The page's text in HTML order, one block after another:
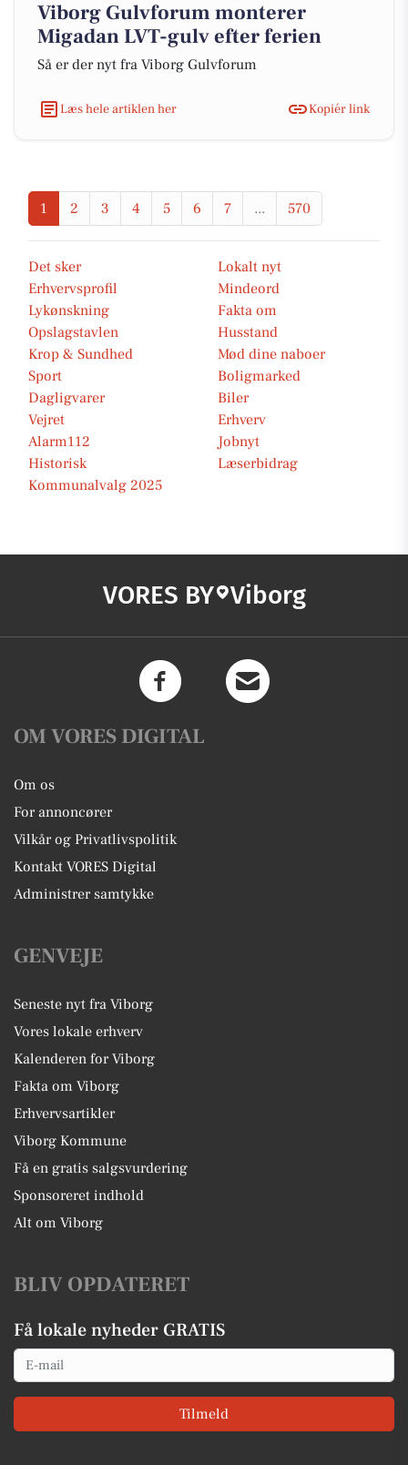
Viborg Gulvforum monterer
Migadan LVT-gulv efter ferien
Så er der nyt fra Viborg Gulvforum
Læs hele artiklen her Kopiér link
1 2 3 4 5 6 7 ... 570
Det sker
Lokalt nyt
Erhvervsprofil
Mindeord
Lykønskning
Fakta om
Opslagstavlen
Husstand
Krop & Sundhed
Mød dine naboer
Sport
Boligmarked
Dagligvarer
Biler
Vejret
Erhverv
Alarm112
Jobnyt
Historisk
Læserbidrag
Kommunalvalg 2025
VORES BY Viborg
OM VORES DIGITAL
Om os
For annoncører
Vilkår og Privatlivspolitik
Kontakt VORES Digital
Administrer samtykke
GENVEJE
Seneste nyt fra Viborg
Vores lokale erhverv
Kalenderen for Viborg
Fakta om Viborg
Erhvervsartikler
Viborg Kommune
Få en gratis salgsvurdering
Sponsoreret indhold
Alt om Viborg
BLIV OPDATERET
Få lokale nyheder GRATIS
Email
Tilmeld